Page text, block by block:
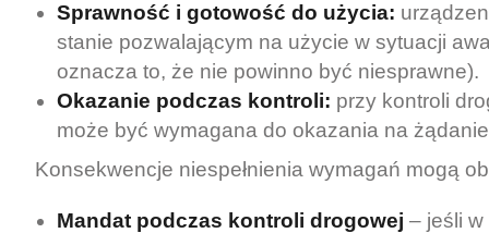
Sprawność i gotowość do użycia:
stanie pozwalającym na użycie w sytuacji
oznacza to, że nie powinno być niesprawne).
Okazanie podczas kontroli: przy kontroli
może być wymagana do okazania na
Konsekwencje niespełnienia wymagań mogą
Mandat podczas kontroli drogowej – jeśli